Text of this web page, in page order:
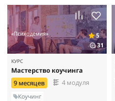
«Психодемия»
5
31
КУРС
Мастерство коучинга
9 месяцев
4 модуля
Коучинг